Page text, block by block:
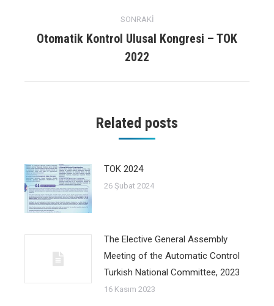
SONRAKI
Sonraki
gönderi:
Otomatik Kontrol Ulusal Kongresi – TOK
2022
Related posts
TOK 2024
26 Şubat 2024
The Elective General Assembly
Meeting of the Automatic Control
Turkish National Committee, 2023
16 Kasım 2023